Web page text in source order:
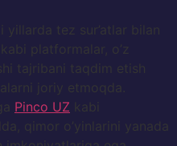
yillarda tez sur’atlar bilan
platformalar, o’z
tajribani taqdim etish
joriy etmoqda.
Pinco UZ kabi
qimor o’yinlarini yanada